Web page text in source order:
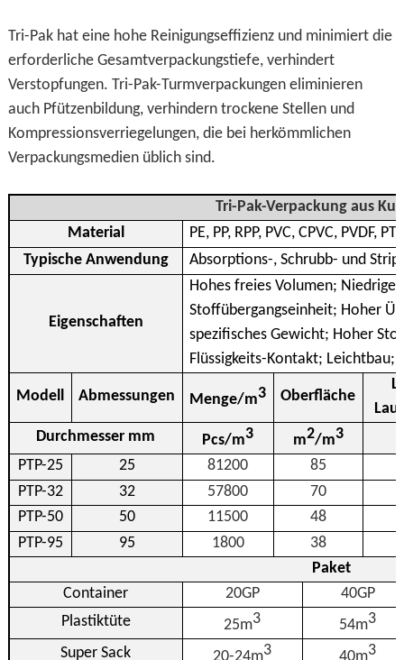
Tri-Pak hat eine hohe Reinigungseffizienz und minimiert die
erforderliche Gesamtverpackungstiefe, verhindert
Verstopfungen. Tri-Pak-Turmverpackungen eliminieren
auch Pfützenbildung, verhindern trockene Stellen und
Kompressionsverriegelungen, die bei herkömmlichen
Verpackungsmedien üblich sind.
Tri-Pak-Verpackung aus
Material
PE, PP, RPP, PVC, CPVC, PVDF,
Typische Anwendung
Absorptions-, Schrubb- und
Eigenschaften
Hohes freies Volumen;
Stoffübergangseinheit; Hoher
spezifisches Gewicht; Hoher
Flüssigkeits-Kontakt; Leichtbau;
Modell Abmessungen Menge/m3 Oberfläche
Durchmesser mm
Pcs/m3 m2/m3
PTP-25
25 81200 85
PTP-32
32 57800 70
PTP-50
50 11500 48
PTP-95
95 1800 38
Paket
Container
20GP
40GP
Plastiktüte
25m3 54m3
Super Sack
3 3